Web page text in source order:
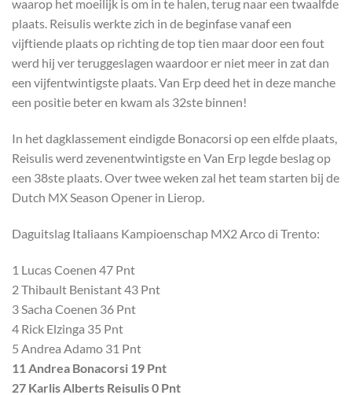
waarop het moeilijk is om in te halen, terug naar een twaalfde
plaats. Reisulis werkte zich in de beginfase vanaf een
vijftiende plaats op richting de top tien maar door een fout
werd hij ver teruggeslagen waardoor er niet meer in zat dan
een vijfentwintigste plaats. Van Erp deed het in deze manche
een positie beter en kwam als 32ste binnen!
In het dagklassement eindigde Bonacorsi op een elfde plaats,
Reisulis werd zevenentwintigste en Van Erp legde beslag op
een 38ste plaats. Over twee weken zal het team starten bij de
Dutch MX Season Opener in Lierop.
Daguitslag Italiaans Kampioenschap MX2 Arco di Trento:
1 Lucas Coenen 47 Pnt
2 Thibault Benistant 43 Pnt
3 Sacha Coenen 36 Pnt
4 Rick Elzinga 35 Pnt
5 Andrea Adamo 31 Pnt
11 Andrea Bonacorsi 19 Pnt
27 Karlis Alberts Reisulis 0 Pnt